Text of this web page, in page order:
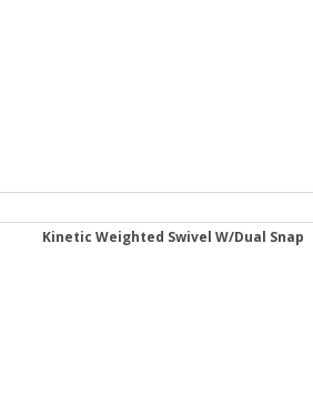
Kinetic Weighted Swivel W/Dual Snap